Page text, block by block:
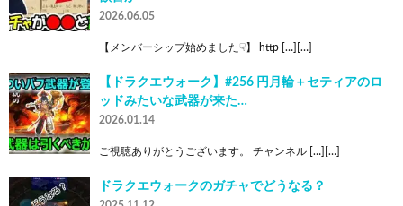
2026.06.05
【メンバーシップ始めました☟】 http […][…]
【ドラクエウォーク】#256 円月輪＋セティアのロ
ッドみたいな武器が来た…
2026.01.14
ご視聴ありがとうございます。 チャンネル […][…]
ドラクエウォークのガチャでどうなる？